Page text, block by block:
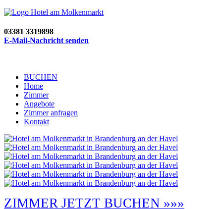
03381 3319898
E-Mail-Nachricht senden
BUCHEN
Home
Zimmer
Angebote
Zimmer anfragen
Kontakt
ZIMMER JETZT BUCHEN »»»